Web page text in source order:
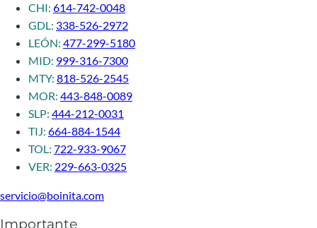
CHI: 614-742-0048
GDL: 338-526-2972
LEÓN: 477-299-5180
MID: 999-316-7300
MTY: 818-526-2545
MOR: 443-848-0089
SLP: 444-212-0031
TIJ: 664-884-1544
TOL: 722-933-9067
VER: 229-663-0325
servicio@boinita.com
Importante